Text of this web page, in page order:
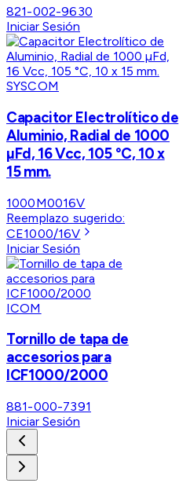
821-002-9630
Iniciar Sesión
SYSCOM
Capacitor Electrolítico de
Aluminio, Radial de 1000
µFd, 16 Vcc, 105 °C, 10 x
15 mm.
1000M0016V
Reemplazo sugerido:
CE1000/16V
Iniciar Sesión
ICOM
Tornillo de tapa de
accesorios para
ICF1000/2000
881-000-7391
Iniciar Sesión